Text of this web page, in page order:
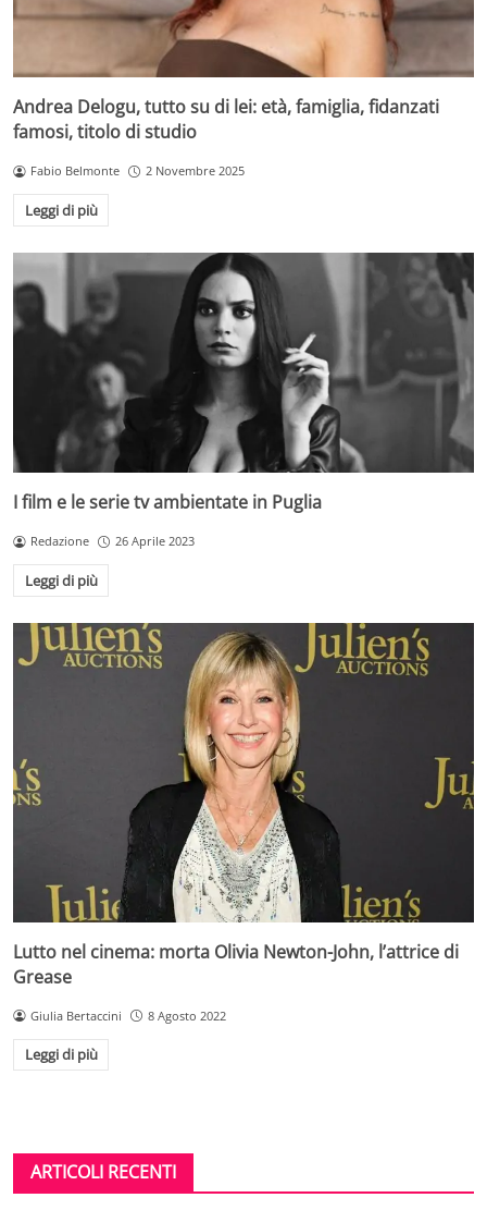
Andrea Delogu, tutto su di lei: età, famiglia, fidanzati
famosi, titolo di studio
Fabio Belmonte 2 Novembre 2025
Leggi di più
I film e le serie tv ambientate in Puglia
Redazione 26 Aprile 2023
Leggi di più
Lutto nel cinema: morta Olivia Newton-John, l’attrice di
Grease
Giulia Bertaccini 8 Agosto 2022
Leggi di più
ARTICOLI RECENTI